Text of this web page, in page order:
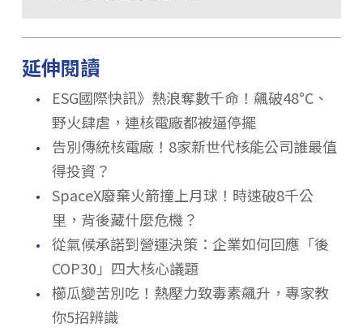
延伸閱讀
．
ESG國際快訊》熱浪奪數千命！飆破48°C、
野火肆虐，連核電廠都被逼停擺
．
告別傳統核電廠！8家新世代核能公司誰最值
得投資？
． SpaceX廢棄火箭撞上月球！時速破8千公
里，背後藏什麼危機？
． 從氣候承諾到營運決策：企業如何回應「後
COP30」四大核心議題
． 櫛瓜變苦別吃！熱壓力致毒素飆升，專家教
你5招辨識